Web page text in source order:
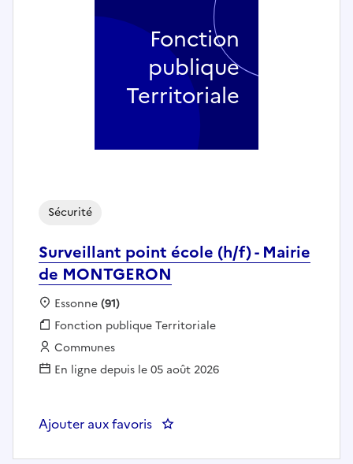
Surveillant point école (h/f) - Mairie
de MONTGERON
Sécurité
Localisation :
Essonne(91)
Fonction publique :
Fonction publique Territoriale
Employeur :
Communes
En ligne depuis le 05 août 2026
Ajouter aux favoris : Surveillant point école (h/f) -
Fonction
publique
Territoriale